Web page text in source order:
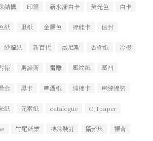
結構 印銀 新水漾白卡 螢光色 白卡
紙 里紙 金屬色 綠能卡 信封
紗蘿紙 新百代 威尼斯 香榭紙 冷燙
裱 馬諦斯 雷雕 壓紋紙 壓凹
金 黑卡 啤酒紙 純棉卡 車縫線裝
紙 元素紙 catalogue OJIpaper
竹尾紙業 特殊裝訂 攝影集 裸背